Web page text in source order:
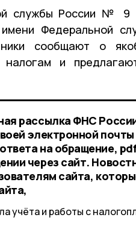
службы России № 9
Федеральной
сообщают о
и
рассылка ФНС
электронной
на обращение,
через сайт.
сайта,
учёта и работы с